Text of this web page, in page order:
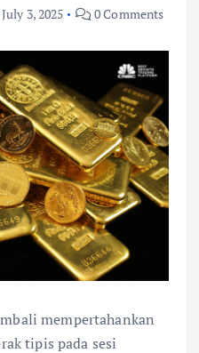
July 3, 2025 0 Comments
mempertahankan
tipis pada sesi